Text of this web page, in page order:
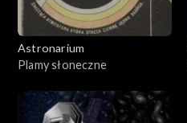
Astronarium
Plamy słoneczne